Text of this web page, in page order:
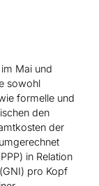
Mai und
sowohl
formelle und
den
der
in Relation
pro Kopf